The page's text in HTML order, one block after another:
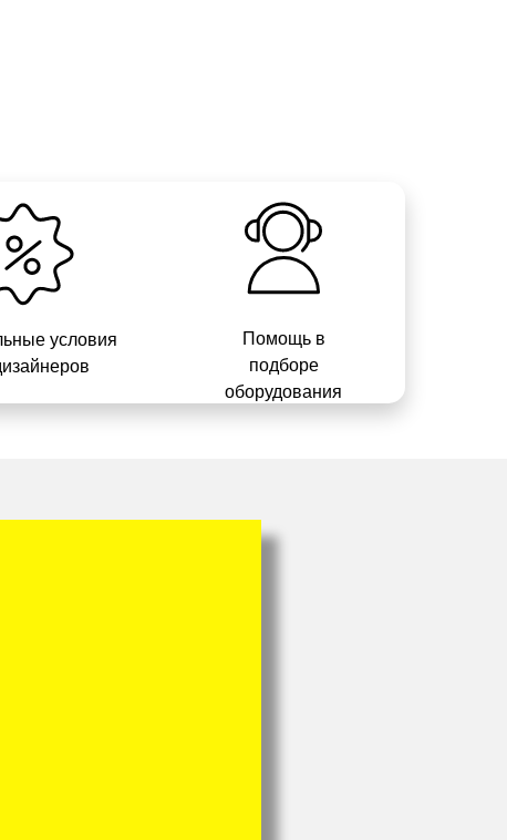
условия
Помощь в
подборе
оборудования